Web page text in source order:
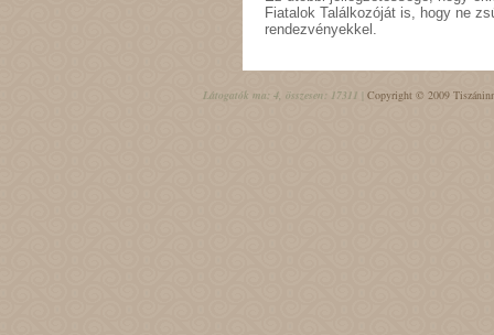
Fiatalok Találkozóját is, hogy ne
rendezvényekkel.
Látogatók ma: 4, összesen: 17311 | Copyright © 2009